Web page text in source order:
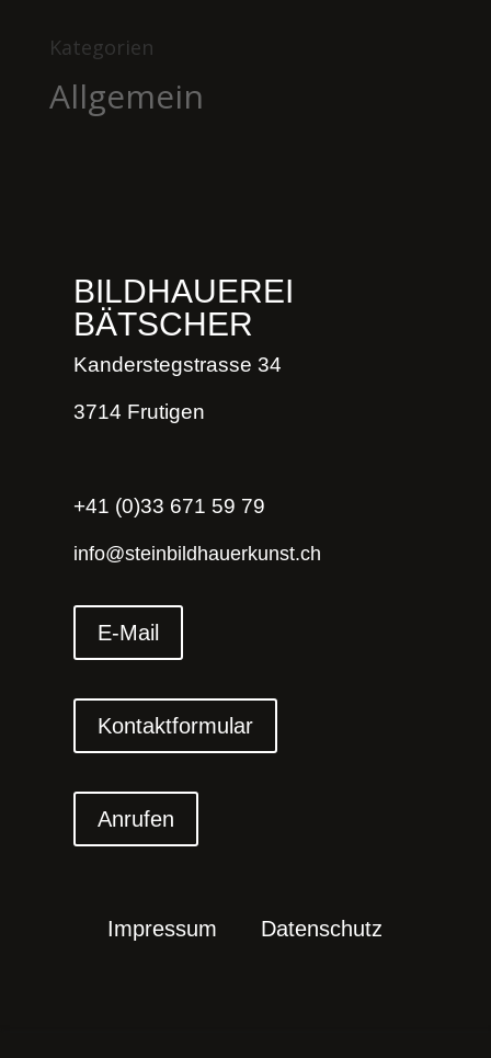
Kategorien
Allgemein
BILDHAUEREI
BÄTSCHER
Kanderstegstrasse 34
3714 Frutigen
+41 (0)33 671 59 79
info@steinbildhauerkunst.ch
E-Mail
Kontaktformular
Anrufen
Impressum Datenschutz